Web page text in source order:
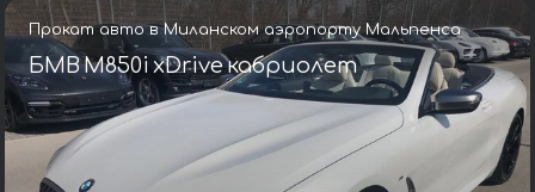
Прокат авто в Миланском аэропорту Мальпенса
БМВ M850i xDrive кабриолет